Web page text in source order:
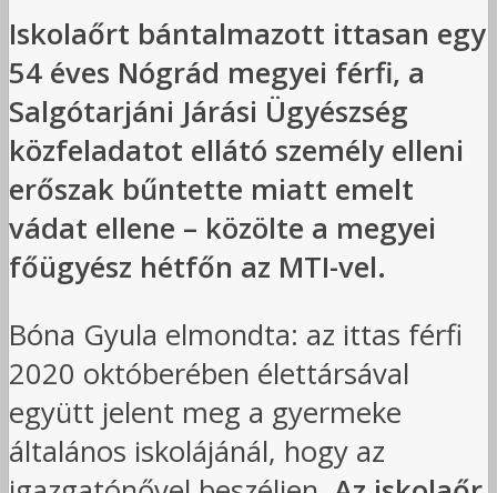
Iskolaőrt bántalmazott ittasan egy
54 éves Nógrád megyei férfi, a
Salgótarjáni Járási Ügyészség
közfeladatot ellátó személy elleni
erőszak bűntette miatt emelt
vádat ellene – közölte a megyei
főügyész hétfőn az MTI-vel.
Bóna Gyula elmondta: az ittas férfi
2020 októberében élettársával
együtt jelent meg a gyermeke
általános iskolájánál, hogy az